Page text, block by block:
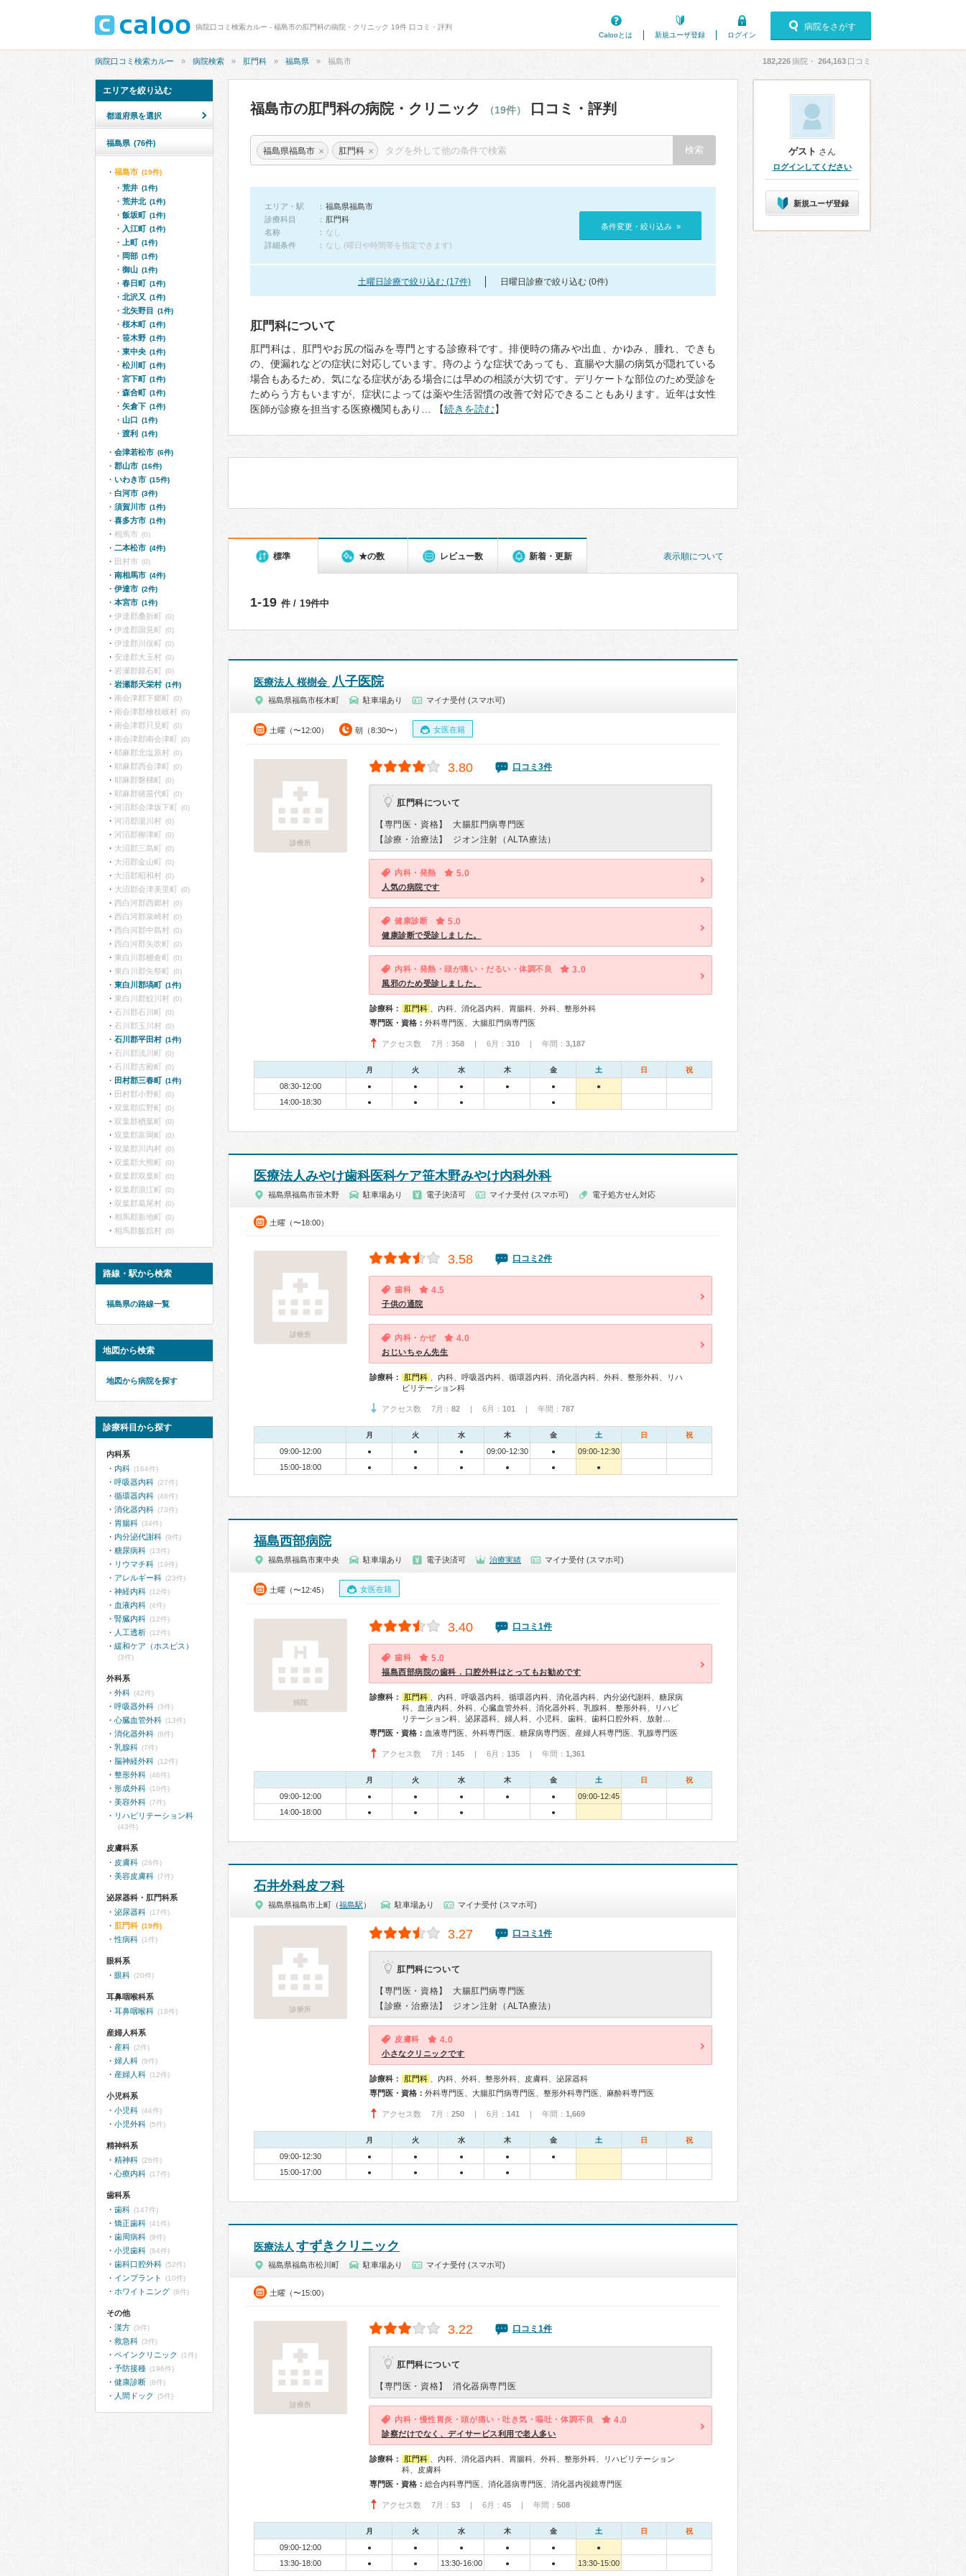
病院口コミ検索カルー - 福島市の肛門科の病院・クリニック 19件 口コミ・評判
Calooとは
新規ユーザ登録 ログイン
病院をさがす
病院口コミ検索カルー 病院検索 肛門科 福島県 福島市 182,226病院・ 264,163 口コミ
福島市の肛門科の病院・クリニック （19件） 口コミ・評判
福島県福島市 × 肛門科 ×
エリア・駅
福島県福島市
診療科目
肛門科
名称
なし
詳細条件
なし (曜日や時間帯を指定できます)
条件変更・絞り込み »
土曜日診療で絞り込む (17件) 日曜日診療で絞り込む (0件)
肛門科について
肛門科は、肛門やお尻の悩みを専門とする診療科です。排便時の痛みや出血、かゆみ、腫れ、できも
の、便漏れなどの症状に対応しています。痔のような症状であっても、直腸や大腸の病気が隠れている
場合もあるため、気になる症状がある場合には早めの相談が大切です。デリケートな部位のため受診を
ためらう方もいますが、症状によっては薬や生活習慣の改善で対応できることもあります。近年は女性
医師が診療を担当する医療機関もあり… 【続きを読む】
表示順について
標準 ★の数 レビュー数 新着・更新
1-19 件 / 19件中
医療法人 桜樹会 八子医院
福島県福島市桜木町 駐車場あり マイナ受付 (スマホ可)
土曜（〜12:00） 朝（8:30〜） 女医在籍
診療所
3.80 口コミ3件
肛門科について
【専門医・資格】
大腸肛門病専門医
【診療・治療法】
ジオン注射（ALTA療法）
内科・発熱 5.0
人気の病院です
健康診断 5.0
健康診断で受診しました。
内科・発熱・頭が痛い・だるい・体調不良 3.0
風邪のため受診しました。
診療科： 肛門科
、内科、消化器内科、胃腸科、外科、整形外科
専門医・資格： 外科専門医、大腸肛門病専門医
アクセス数 7月： 358 | 6月： 310 | 年間： 3,187
月 火 水 木 金 土 日 祝
08:30-12:00 ● ● ● ● ● ●
14:00-18:30 ● ● ● ●
医療法人みやけ歯科医科ケア笹木野みやけ内科外科
福島県福島市笹木野 駐車場あり 電子決済可 マイナ受付 (スマホ可) 電子処方せん対応
土曜（〜18:00）
診療所
3.58 口コミ2件
歯科 4.5
子供の通院
内科・かぜ 4.0
おじいちゃん先生
診療科： 肛門科
、内科、呼吸器内科、循環器内科、消化器内科、外科、整形外科、リハ
ビリテーション科
アクセス数 7月： 82 | 6月： 101 | 年間： 787
月 火 水 木 金 土 日 祝
09:00-12:00 ● ● ● 09:00-12:30 ●
09:00-12:30
15:00-18:00
● ● ● ● ● ●
福島西部病院
福島県福島市東中央 駐車場あり 電子決済可 治療実績 マイナ受付 (スマホ可)
土曜（〜12:45） 女医在籍
病院
3.40 口コミ1件
歯科 5.0
福島西部病院の歯科．口腔外科はとってもお勧めです
診療科： 肛門科
、内科、呼吸器内科、循環器内科、消化器内科、内分泌代謝科、糖尿病
科、血液内科、外科、心臓血管外科、消化器外科、乳腺科、整形外科、リハビ
リテーション科、泌尿器科、婦人科、小児科、歯科、歯科口腔外科、放射…
専門医・資格： 血液専門医、外科専門医、糖尿病専門医、産婦人科専門医、乳腺専門医
アクセス数 7月： 145 | 6月： 135 | 年間： 1,361
月 火 水 木 金 土 日 祝
09:00-12:00 ● ● ● ● ●
09:00-12:45
14:00-18:00
● ● ● ●
石井外科皮フ科
福島県福島市上町（福島駅 ） 駐車場あり マイナ受付 (スマホ可)
診療所
3.27 口コミ1件
肛門科について
【専門医・資格】
大腸肛門病専門医
【診療・治療法】
ジオン注射（ALTA療法）
皮膚科 4.0
小さなクリニックです
診療科： 肛門科
、内科、外科、整形外科、皮膚科、泌尿器科
専門医・資格： 外科専門医、大腸肛門病専門医、整形外科専門医、麻酔科専門医
アクセス数 7月： 250 | 6月： 141 | 年間： 1,669
月 火 水 木 金 土 日 祝
09:00-12:30 ● ● ● ● ●
15:00-17:00 ● ● ● ●
医療法人 すずきクリニック
福島県福島市松川町 駐車場あり マイナ受付 (スマホ可)
土曜（〜15:00）
診療所
3.22 口コミ1件
肛門科について
【専門医・資格】 消化器病専門医
内科・慢性胃炎・頭が痛い・吐き気・嘔吐・体調不良 4.0
診察だけでなく、デイサービス利用で老人多い
診療科： 肛門科
、内科、消化器内科、胃腸科、外科、整形外科、リハビリテーション
科、皮膚科
専門医・資格： 総合内科専門医、消化器病専門医、消化器内視鏡専門医
アクセス数 7月： 53 | 6月： 45 | 年間： 508
月 火 水 木 金 土 日 祝
09:00-12:00 ● ● ● ● ● ●
13:30-18:00 ● ● 13:30-16:00 ● ● 13:30-15:00
エリアを絞り込む
都道府県を選択
福島県 (76件)
福島市 (19件)
荒井 (1件)
荒井北 (1件)
飯坂町 (1件)
入江町 (1件)
上町 (1件)
岡部 (1件)
御山 (1件)
春日町 (1件)
北沢又 (1件)
北矢野目 (1件)
桜木町 (1件)
笹木野 (1件)
東中央 (1件)
松川町 (1件)
宮下町 (1件)
森合町 (1件)
矢倉下 (1件)
山口 (1件)
渡利 (1件)
会津若松市 (6件)
郡山市 (16件)
いわき市 (15件)
白河市 (3件)
須賀川市 (1件)
喜多方市 (1件)
相馬市 (0)
二本松市 (4件)
田村市 (0)
南相馬市 (4件)
伊達市 (2件)
本宮市 (1件)
伊達郡桑折町 (0)
伊達郡国見町 (0)
伊達郡川俣町 (0)
安達郡大玉村 (0)
岩瀬郡鏡石町 (0)
岩瀬郡天栄村 (1件)
南会津郡下郷町 (0)
南会津郡檜枝岐村 (0)
南会津郡只見町 (0)
南会津郡南会津町 (0)
耶麻郡北塩原村 (0)
耶麻郡西会津町 (0)
耶麻郡磐梯町 (0)
耶麻郡猪苗代町 (0)
河沼郡会津坂下町 (0)
河沼郡湯川村 (0)
河沼郡柳津町 (0)
大沼郡三島町 (0)
大沼郡金山町 (0)
大沼郡昭和村 (0)
大沼郡会津美里町 (0)
西白河郡西郷村 (0)
西白河郡泉崎村 (0)
西白河郡中島村 (0)
西白河郡矢吹町 (0)
東白川郡棚倉町 (0)
東白川郡矢祭町 (0)
東白川郡塙町 (1件)
東白川郡鮫川村 (0)
石川郡石川町 (0)
石川郡玉川村 (0)
石川郡平田村 (1件)
石川郡浅川町 (0)
石川郡古殿町 (0)
田村郡三春町 (1件)
田村郡小野町 (0)
双葉郡広野町 (0)
双葉郡楢葉町 (0)
双葉郡富岡町 (0)
双葉郡川内村 (0)
双葉郡大熊町 (0)
双葉郡双葉町 (0)
双葉郡浪江町 (0)
双葉郡葛尾村 (0)
相馬郡新地町 (0)
相馬郡飯舘村 (0)
路線・駅から検索
福島県の路線一覧
地図から検索
地図から病院を探す
診療科目から探す
内科系
内科 (164件)
呼吸器内科 (27件)
循環器内科 (48件)
消化器内科 (73件)
胃腸科 (34件)
内分泌代謝科 (9件)
糖尿病科 (13件)
リウマチ科 (19件)
アレルギー科 (23件)
神経内科 (12件)
血液内科 (4件)
腎臓内科 (12件)
人工透析 (12件)
緩和ケア（ホスピス）
(3件)
外科系
外科 (42件)
呼吸器外科 (3件)
心臓血管外科 (13件)
消化器外科 (6件)
乳腺科 (7件)
脳神経外科 (12件)
整形外科 (46件)
形成外科 (10件)
美容外科 (7件)
リハビリテーション科
(43件)
皮膚科系
皮膚科 (26件)
美容皮膚科 (7件)
泌尿器科・肛門科系
泌尿器科 (17件)
肛門科 (19件)
性病科 (1件)
眼科系
眼科 (20件)
耳鼻咽喉科系
耳鼻咽喉科 (18件)
産婦人科系
産科 (2件)
婦人科 (9件)
産婦人科 (12件)
小児科系
小児科 (44件)
小児外科 (5件)
精神科系
精神科 (26件)
心療内科 (17件)
歯科系
歯科 (147件)
矯正歯科 (41件)
歯周病科 (9件)
小児歯科 (64件)
歯科口腔外科 (52件)
インプラント (10件)
ホワイトニング (6件)
その他
漢方 (3件)
救急科 (3件)
ペインクリニック (1件)
予防接種 (196件)
健康診断 (8件)
人間ドック (5件)
ゲスト さん
ログインしてください
新規ユーザ登録